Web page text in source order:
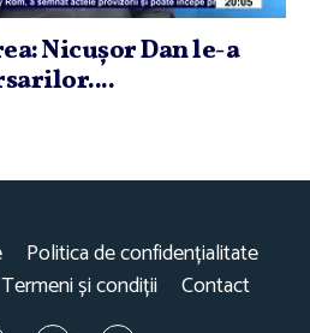
Nicuşor Dan le-a
Politica de confidențialitate
Termeni și condiții Contact